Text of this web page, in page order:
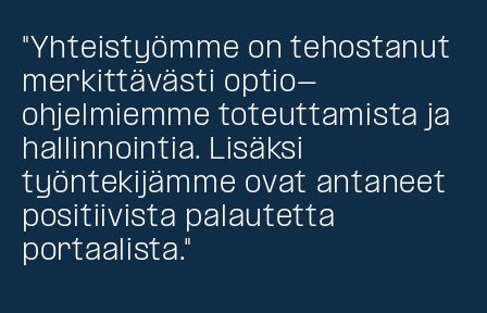
"Yhteistyömme on tehostanut
merkittävästi optio-
ohjelmiemme toteuttamista ja
hallinnointia. Lisäksi
työntekijämme ovat antaneet
positiivista palautetta
portaalista."